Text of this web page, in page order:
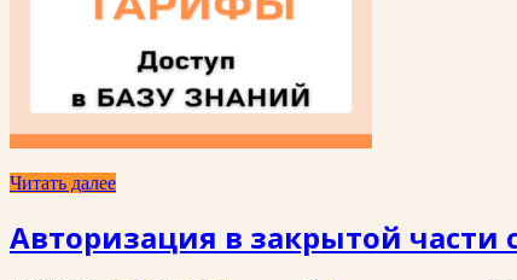
Читать далее
Авторизация в закрытой части